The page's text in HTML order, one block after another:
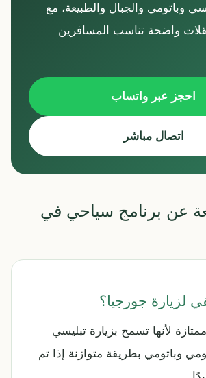
وباتومي والجبال والطبيعة، مع
واضحة تناسب المسافرين
احجز عبر واتساب
اتصال مباشر
عن برنامج سياحي في
مدة ممتازة لأنها تسمح بزيارة تبليسي
وباتومي بطريقة متوازنة إذا تم